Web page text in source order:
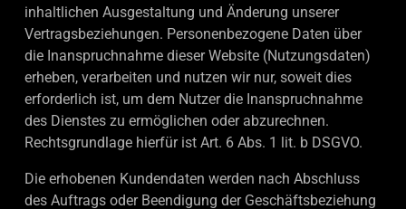
inhaltlichen Ausgestaltung und Änderung unserer
Vertragsbeziehungen. Personenbezogene Daten über
die Inanspruchnahme dieser Website (Nutzungsdaten)
erheben, verarbeiten und nutzen wir nur, soweit dies
erforderlich ist, um dem Nutzer die Inanspruchnahme
des Dienstes zu ermöglichen oder abzurechnen.
Rechtsgrundlage hierfür ist Art. 6 Abs. 1 lit. b DSGVO.
Die erhobenen Kundendaten werden nach Abschluss
des Auftrags oder Beendigung der Geschäftsbeziehung